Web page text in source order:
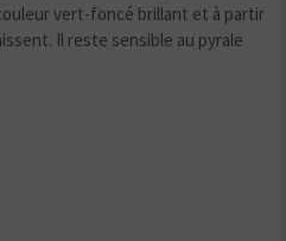
vert-foncé brillant et à partir
Il reste sensible au pyrale